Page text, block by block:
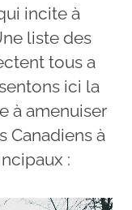
incite à
liste des
tous a
ici la
à amenuiser
Canadiens à
: